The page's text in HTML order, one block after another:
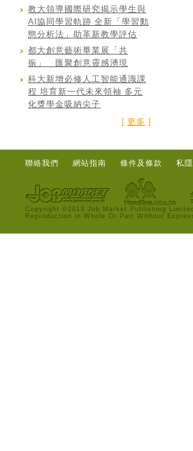
教大領導國際研究揭示學生與
AI協同學習軌跡 全新「學習動
態分析法」助革新教學評估
都大創意藝術畢業展「共
振」 匯聚創意靈感湧現
科大新增必修人工智能通識課
程 培育新一代未來領袖 多元
化獎學金吸納尖子
[ 更多 ]
聯絡我們 網站指南 條件及條款 私
Copyright ©2013 Job Market Publishing
Reproduction in Whole Or Part Without